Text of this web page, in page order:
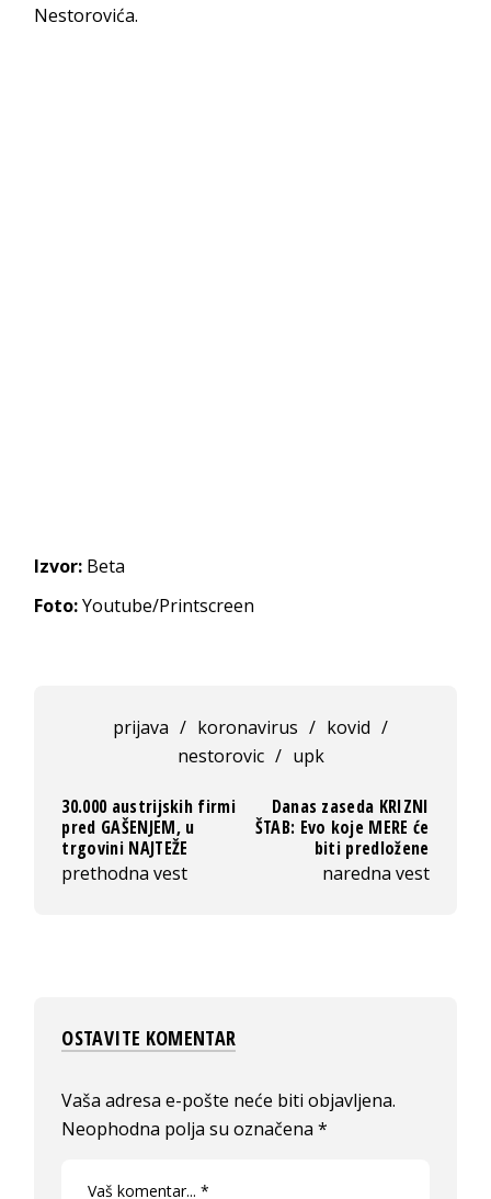
Nestorovića.
Izvor: Beta
Foto:Youtube/Printscreen
prijava / koronavirus / kovid /
nestorovic / upk
30.000 austrijskih firmi
pred GAŠENJEM, u
trgovini NAJTEŽE
prethodna vest
Danas zaseda KRIZNI
ŠTAB: Evo koje MERE će
biti predložene
naredna vest
OSTAVITE KOMENTAR
Vaša adresa e-pošte neće biti objavljena.
Neophodna polja su označena*